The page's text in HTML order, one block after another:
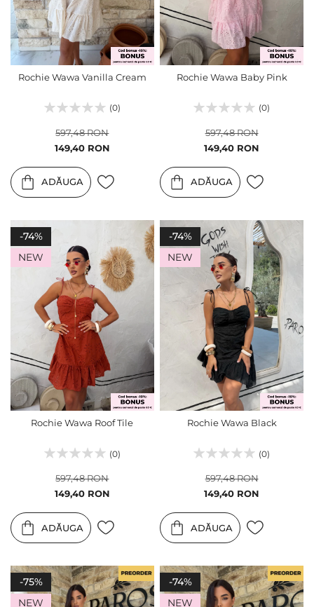
Rochie Wawa Vanilla Cream
(0)
Pret
149,40 RON
597,48 RON
ADĂUGA
Rochie Wawa Baby Pink
(0)
Pret
149,40 RON
597,48 RON
ADĂUGA
-74%
NEW
Rochie Wawa Roof Tile
(0)
Pret
149,40 RON
597,48 RON
ADĂUGA
-74%
NEW
Rochie Wawa Black
(0)
Pret
149,40 RON
597,48 RON
ADĂUGA
-75%
NEW
-74%
NEW